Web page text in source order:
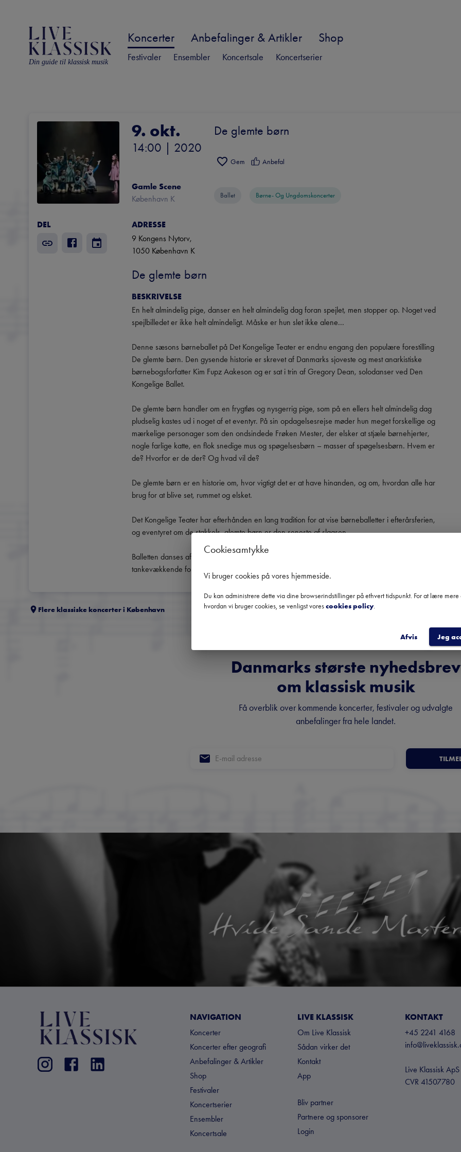
Din guide til klassisk musik
Koncerter Anbefalinger & Artikler Shop
Festivaler Ensembler Koncertsale Koncertserier
9. okt.
14:00 | 2020
Gamle Scene
København K
De glemte børn
Gem Anbefal
Ballet Børne- Og Ungdomskoncerter
DEL
ADRESSE
9 Kongens Nytorv,
1050 København K
De glemte børn
BESKRIVELSE
En helt almindelig pige, danser en helt almindelig dag foran spejlet, men stopper op. Noget ved
spejlbilledet er ikke helt almindeligt. Måske er hun slet ikke alene...
Denne sæsons børneballet på Det Kongelige Teater er endnu engang den populære forestilling
De glemte børn. Den gysende historie er skrevet af Danmarks sjoveste og mest anarkistiske
børnebogsforfatter Kim Fupz Aakeson og er sat i trin af Gregory Dean, solodanser ved Den
Kongelige Ballet.
De glemte børn handler om en frygtløs og nysgerrig pige, som på en ellers helt almindelig dag
pludselig kastes ud i noget af et eventyr. På sin opdagelsesrejse møder hun meget forskellige og
mærkelige personager som den ondsindede Frøken Mester, der elsker at stjæle børnehjerter,
nogle farlige katte, en flok snedige mus og spøgelsesbørn – masser af spøgelsesbørn. Hvem er
de? Hvorfor er de der? Og hvad vil de?
De glemte børn er en historie om, hvor vigtigt det er at have hinanden, og om, hvordan alle har
brug for at blive set, rummet og elsket.
Det Kongelige Teater har efterhånden en lang tradition for at vise børneballetter i efterårsferien,
og eventyret om de stakkels, glemte børn er den seneste af slagsen.
Balletten danses af elever fra Det Kongelige Teaters Balletskole, og den farverige og
tankevækkende forestilling kan varmt anbefales alle modige piger og drenge.
Flere klassiske koncerter i København
Danmarks største nyhedsbrev
om klassisk musik
Få overblik over kommende koncerter, festivaler og udvalgte
anbefalinger fra hele landet.
NAVIGATION
Koncerter
Koncerter efter geografi
Anbefalinger & Artikler
Shop
Festivaler
Koncertserier
Ensembler
Koncertsale
LIVE KLASSISK
Om Live Klassisk
Sådan virker det
Kontakt
App
Bliv partner
Partnere og sponsorer
Login
KONTAKT
+45 2241 4168
Live Klassisk ApS
CVR 41507780
Cookiesamtykke
Vi bruger cookies på vores hjemmeside.
Du kan administrere dette via dine browserindstillinger på ethvert tidspunkt. For at lære mere
hvordan vi bruger cookies, se venligst vorescookies policy.
Afvis Jeg